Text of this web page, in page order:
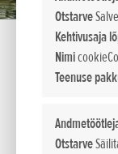
Otstarve
Kehtivusaja
Nimi
Teenuse
Otstarve
Küsi
SINU NIMI: *